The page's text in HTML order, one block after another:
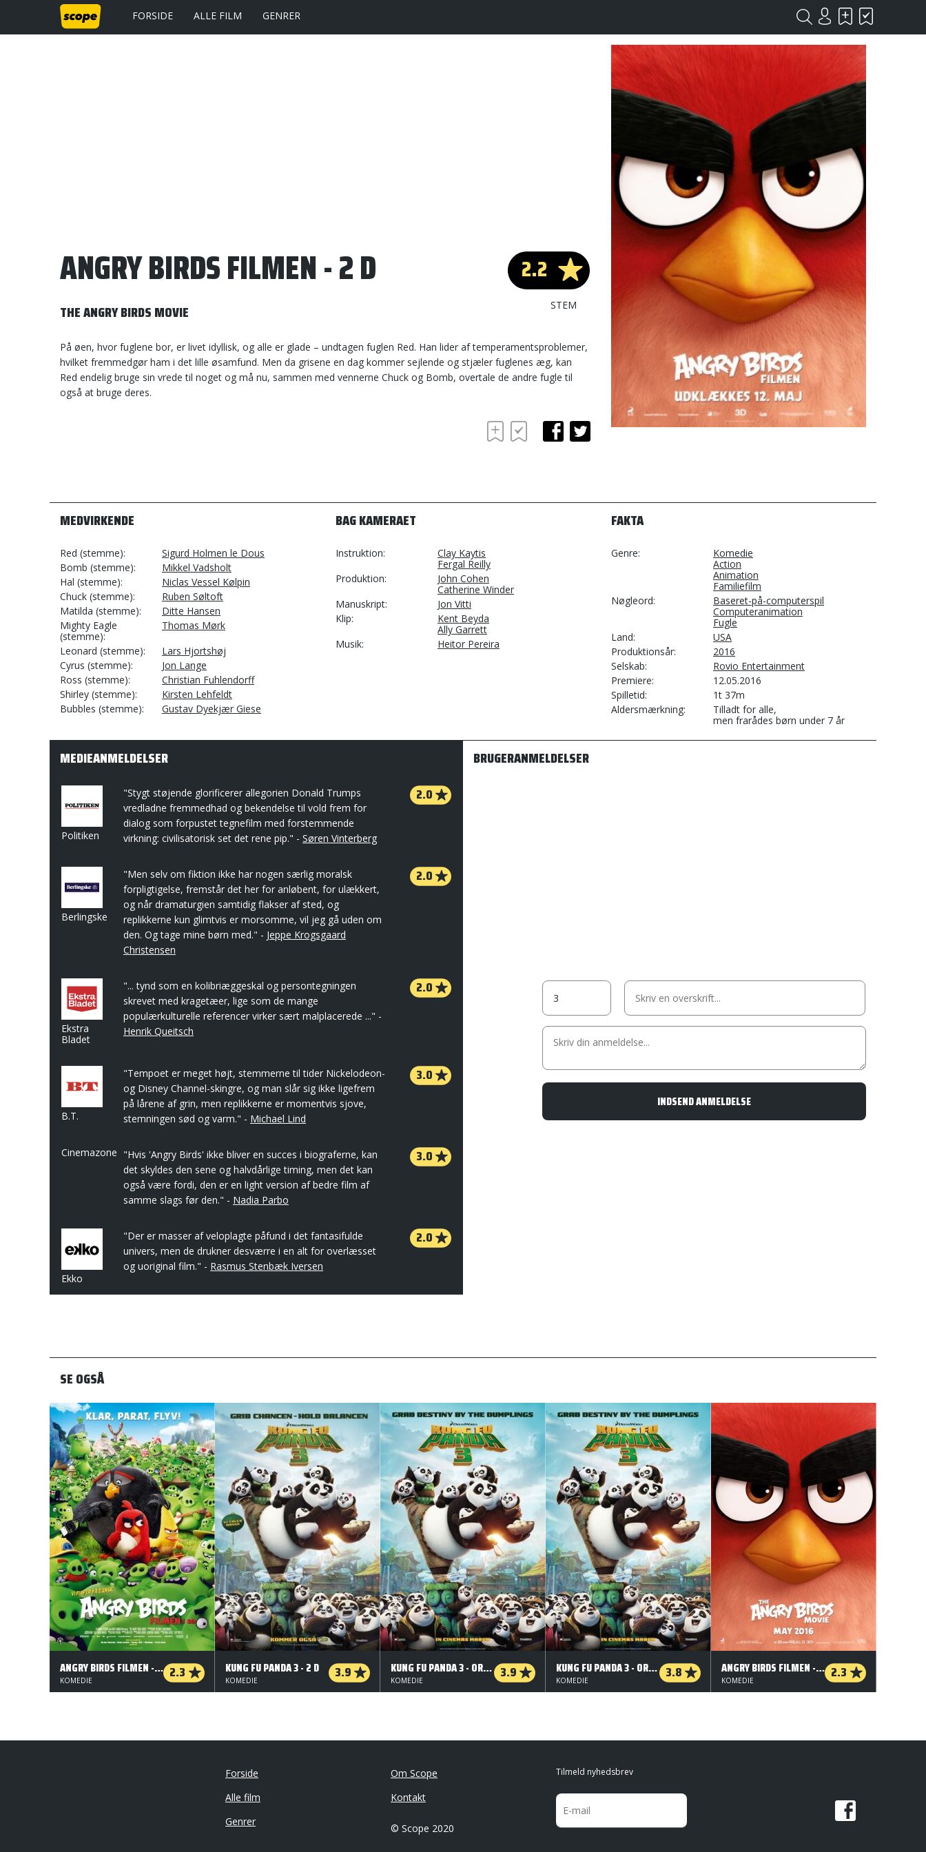
FORSIDE ALLE FILM GENRER
2.2
STEM
ANGRY BIRDS FILMEN - 2 D
THE ANGRY BIRDS MOVIE
På øen, hvor fuglene bor, er livet idyllisk, og alle er glade – undtagen fuglen Red. Han lider af temperamentsproblemer,
hvilket fremmedgør ham i det lille øsamfund. Men da grisene en dag kommer sejlende og stjæler fuglenes æg, kan
Red endelig bruge sin vrede til noget og må nu, sammen med vennerne Chuck og Bomb, overtale de andre fugle til
også at bruge deres.
MEDVIRKENDE
Red (stemme)
Sigurd Holmen le Dous
Bomb (stemme)
Mikkel Vadsholt
Hal (stemme)
Niclas Vessel Kølpin
Chuck (stemme)
Ruben Søltoft
Matilda (stemme)
Ditte Hansen
Mighty Eagle
(stemme)
Thomas Mørk
Leonard (stemme)
Lars Hjortshøj
Cyrus (stemme)
Jon Lange
Ross (stemme)
Christian Fuhlendorff
Shirley (stemme)
Kirsten Lehfeldt
Bubbles (stemme)
Gustav Dyekjær Giese
BAG KAMERAET
Instruktion
Clay Kaytis
Fergal Reilly
Produktion
John Cohen
Catherine Winder
Manuskript
Jon Vitti
Klip
Kent Beyda
Ally Garrett
Musik
Heitor Pereira
FAKTA
Genre
Komedie
Action
Animation
Familiefilm
Nøgleord
Baseret-på-computerspil
Computeranimation
Fugle
Land
USA
Produktionsår
2016
Selskab
Rovio Entertainment
Premiere
12.05.2016
Spilletid
1t 37m
Aldersmærkning
Tilladt for alle,
men frarådes børn under 7 år
MEDIEANMELDELSER
Politiken
"Stygt støjende glorificerer allegorien Donald Trumps
vredladne fremmedhad og bekendelse til vold frem for
dialog som forpustet tegnefilm med forstemmende
virkning: civilisatorisk set det rene pip." - Søren Vinterberg
2.0
Berlingske
"Men selv om fiktion ikke har nogen særlig moralsk
forpligtigelse, fremstår det her for anløbent, for ulækkert,
og når dramaturgien samtidig flakser af sted, og
replikkerne kun glimtvis er morsomme, vil jeg gå uden om
den. Og tage mine børn med." - Jeppe Krogsgaard
Christensen
2.0
Ekstra
Bladet
"... tynd som en kolibriæggeskal og persontegningen
skrevet med kragetæer, lige som de mange
populærkulturelle referencer virker sært malplacerede ..." -
Henrik Queitsch
2.0
B.T.
"Tempoet er meget højt, stemmerne til tider Nickelodeon-
og Disney Channel-skingre, og man slår sig ikke ligefrem
på lårene af grin, men replikkerne er momentvis sjove,
stemningen sød og varm." - Michael Lind
3.0
Cinemazone "Hvis 'Angry Birds' ikke bliver en succes i biograferne, kan
det skyldes den sene og halvdårlige timing, men det kan
også være fordi, den er en light version af bedre film af
samme slags før den." - Nadia Parbo
3.0
Ekko
"Der er masser af veloplagte påfund i det fantasifulde
univers, men de drukner desværre i en alt for overlæsset
og uoriginal film." - Rasmus Stenbæk Iversen
2.0
BRUGERANMELDELSER
SE OGSÅ
ANGRY BIRDS FILMEN - 3 D 2.3
KOMEDIE
KUNG FU PANDA 3 - 2 D 3.9
KOMEDIE
KUNG FU PANDA 3 - ORG.VERS. - 3 D 3.9
KOMEDIE
KUNG FU PANDA 3 - ORG.VERS. - 2 D 3.8
KOMEDIE
ANGRY BIRDS FILMEN - 2 D - ORG.VERS. 2.3
KOMEDIE
Forside
Alle film
Genrer
Om Scope
Kontakt
© Scope 2020
Tilmeld nyhedsbrev